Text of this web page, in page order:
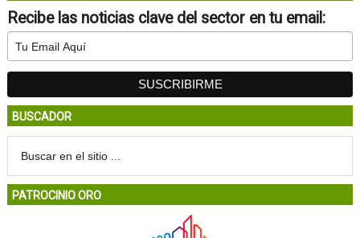
Recibe las noticias clave del sector en tu email:
BUSCADOR
PATROCINIO ORO